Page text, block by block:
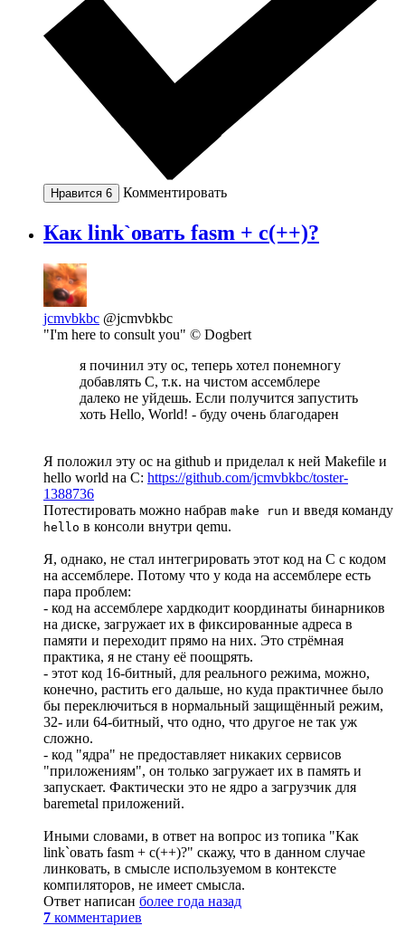
Нравится 6 Комментировать
Как link`овать fasm + c(++)?
jcmvbkbc @jcmvbkbc
"I'm here to consult you" © Dogbert
я починил эту ос, теперь хотел понемногу
добавлять C, т.к. на чистом ассемблере
далеко не уйдешь. Если получится запустить
хоть Hello, World! - буду очень благодарен
Я положил эту ос на github и приделал к ней Makefile и
hello world на C: https://github.com/jcmvbkbc/toster-
1388736
Потестировать можно набрав make run и введя команду
hello в консоли внутри qemu.
Я, однако, не стал интегрировать этот код на С с кодом
на ассемблере. Потому что у кода на ассемблере есть
пара проблем:
- код на ассемблере хардкодит координаты бинарников
на диске, загружает их в фиксированные адреса в
памяти и переходит прямо на них. Это стрёмная
практика, я не стану её поощрять.
- этот код 16-битный, для реального режима, можно,
конечно, растить его дальше, но куда практичнее было
бы переключиться в нормальный защищённый режим,
32- или 64-битный, что одно, что другое не так уж
сложно.
- код "ядра" не предоставляет никаких сервисов
"приложениям", он только загружает их в память и
запускает. Фактически это не ядро а загрузчик для
baremetal приложений.
Иными словами, в ответ на вопрос из топика "Как
link`овать fasm + c(++)?" скажу, что в данном случае
линковать, в смысле используемом в контексте
компиляторов, не имеет смысла.
Ответ написан более года назад
7 комментариев